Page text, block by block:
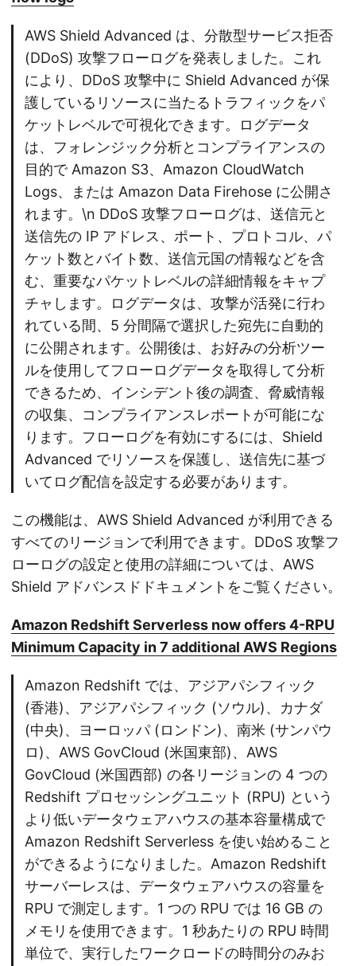
AWS Shield Advanced は、分散型サービス拒否
(DDoS) 攻撃フローログを発表しました。これ
により、DDoS 攻撃中に Shield Advanced が保
護しているリソースに当たるトラフィックをパ
ケットレベルで可視化できます。ログデータ
は、フォレンジック分析とコンプライアンスの
目的で Amazon S3、Amazon CloudWatch
Logs、または Amazon Data Firehose に公開さ
れます。\n DDoS 攻撃フローログは、送信元と
送信先の IP アドレス、ポート、プロトコル、パ
ケット数とバイト数、送信元国の情報などを含
む、重要なパケットレベルの詳細情報をキャプ
チャします。ログデータは、攻撃が活発に行わ
れている間、5 分間隔で選択した宛先に自動的
に公開されます。公開後は、お好みの分析ツー
ルを使用してフローログデータを取得して分析
できるため、インシデント後の調査、脅威情報
の収集、コンプライアンスレポートが可能にな
ります。フローログを有効にするには、Shield
Advanced でリソースを保護し、送信先に基づ
いてログ配信を設定する必要があります。
この機能は、AWS Shield Advanced が利用できる
すべてのリージョンで利用できます。DDoS 攻撃フ
ローログの設定と使用の詳細については、AWS
Shield アドバンスドドキュメントをご覧ください。
Amazon Redshift Serverless now offers 4-RPU
Minimum Capacity in 7 additional AWS Regions
Amazon Redshift では、アジアパシフィック
(香港)、アジアパシフィック (ソウル)、カナダ
(中央)、ヨーロッパ (ロンドン)、南米 (サンパウ
ロ)、AWS GovCloud (米国東部)、AWS
GovCloud (米国西部) の各リージョンの 4 つの
Redshift プロセッシングユニット (RPU) という
より低いデータウェアハウスの基本容量構成で
Amazon Redshift Serverless を使い始めること
ができるようになりました。Amazon Redshift
サーバーレスは、データウェアハウスの容量を
RPU で測定します。1 つの RPU では 16 GB の
メモリを使用できます。1 秒あたりの RPU 時間
単位で、実行したワークロードの時間分のみお